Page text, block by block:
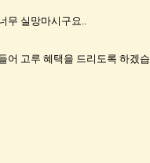
무 실망마시구요..
어 고루 혜택을 드리도록 하겠